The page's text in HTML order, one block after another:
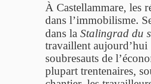
À Castellammare, les
dans l’immobilisme.
dans la Stalingrad du
travaillent
soubresauts de
plupart trentenaires,